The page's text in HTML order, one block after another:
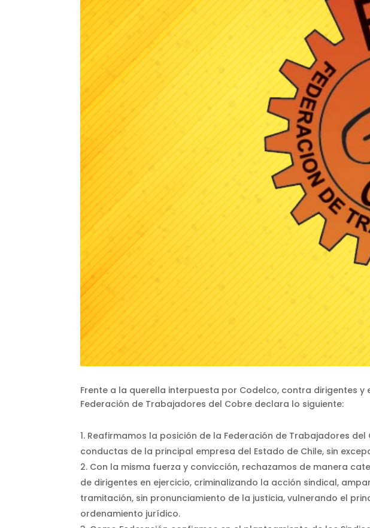
Frente a la querella interpuesta por Codelco, contra dirigentes y
Federación de Trabajadores del Cobre declara lo siguiente:
Reafirmamos la posición de la Federación de Trabajadores
conductas de la principal empresa del Estado de Chile, sin
Con la misma fuerza y convicción, rechazamos de manera
de dirigentes en ejercicio, criminalizando la acción sindical,
tramitación, sin pronunciamiento de la justicia, vulnerando el
ordenamiento jurídico.